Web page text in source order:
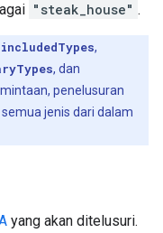
"steak_house" .
includedTypes,
, dan
penelusuran
jenis dari dalam
yang akan ditelusuri.